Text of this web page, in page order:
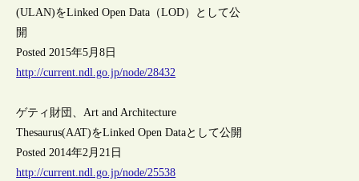
(ULAN)をLinked Open Data（LOD）として公
開
Posted 2015年5月8日
http://current.ndl.go.jp/node/28432
ゲティ財団、Art and Architecture
Thesaurus(AAT)をLinked Open Dataとして公開
Posted 2014年2月21日
http://current.ndl.go.jp/node/25538